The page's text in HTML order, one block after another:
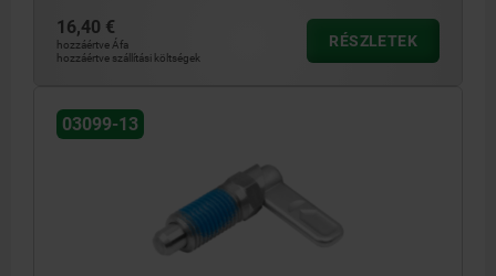
16,40 €
hozzáértve Áfa
hozzáértve szállítási költségek
RÉSZLETEK
03099-13